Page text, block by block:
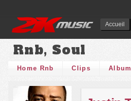
Accueil
Rnb, Soul
Home Rnb Clips